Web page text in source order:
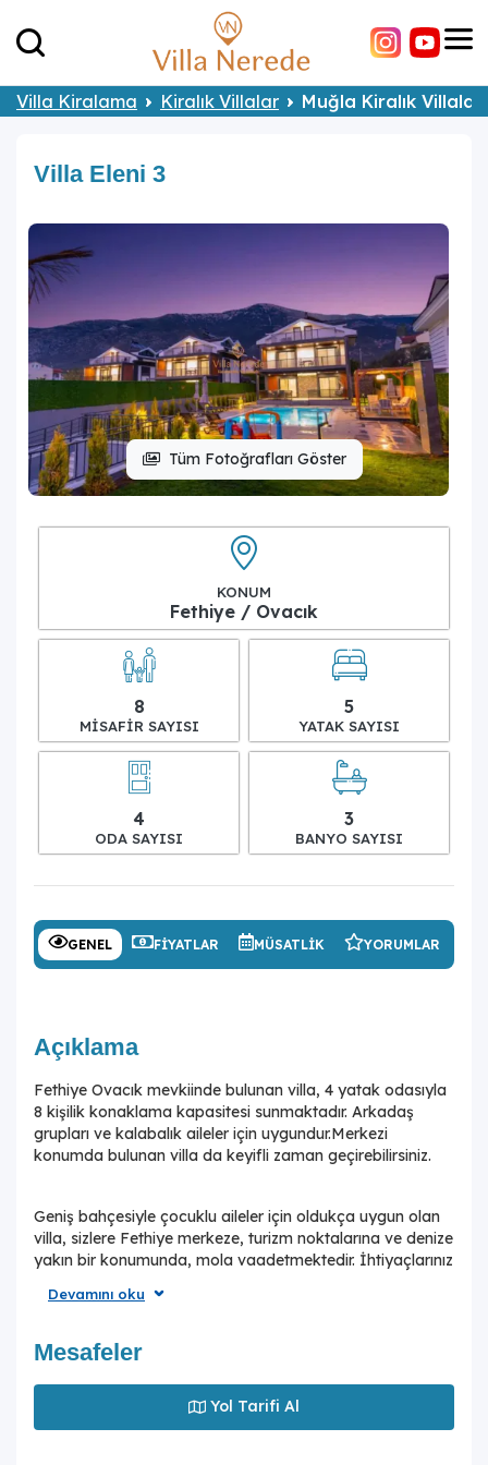
Villa Kiralama Kiralık Villalar Muğla Kiralık Villalar
Villa Eleni 3
Tüm Fotoğrafları Göster
KONUM
Fethiye / Ovacık
8
MISAFIR SAYISI
5
YATAK SAYISI
4
ODA SAYISI
3
BANYO SAYISI
GENEL FIYATLAR MÜSATLIK YORUMLAR
Açıklama
Fethiye Ovacık mevkiinde bulunan villa, 4 yatak odasıyla
8 kişilik konaklama kapasitesi sunmaktadır. Arkadaş
grupları ve kalabalık aileler için uygundur.Merkezi
konumda bulunan villa da keyifli zaman geçirebilirsiniz.
Geniş bahçesiyle çocuklu aileler için oldukça uygun olan
villa, sizlere Fethiye merkeze, turizm noktalarına ve denize
yakın bir konumunda, mola vaadetmektedir. İhtiyaçlarınız
terasına sahiptir ve havuz bahçe alanında kapasiteye
bulunmaktadır. Konforunuz gözetilerek tasarlanmış olan
açık mutfak; üç yatak odasında çift kişilik
yatak;dördüncü yatak odasında tek kişilik iki adet yatak
bulunmaktadır. İki yatak odasında ebeveyn banyosu
Devamını oku
Mesafeler
Yol Tarifi Al